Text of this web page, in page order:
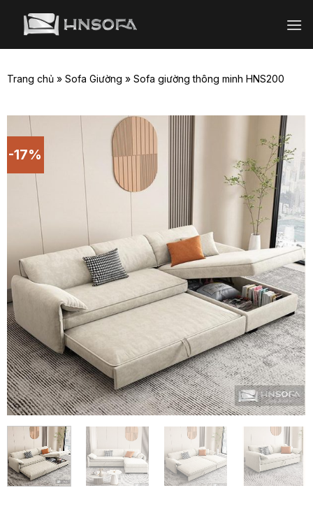
Trang chủ» Sofa Giường » Sofa giường thông minh HNS200
-17%